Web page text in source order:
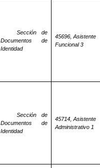
Sección de
Documentos de
Identidad
45696, Asistente
Funcional 3
Sección de
Documentos de
Identidad
45714, Asistente
Administrativo 1